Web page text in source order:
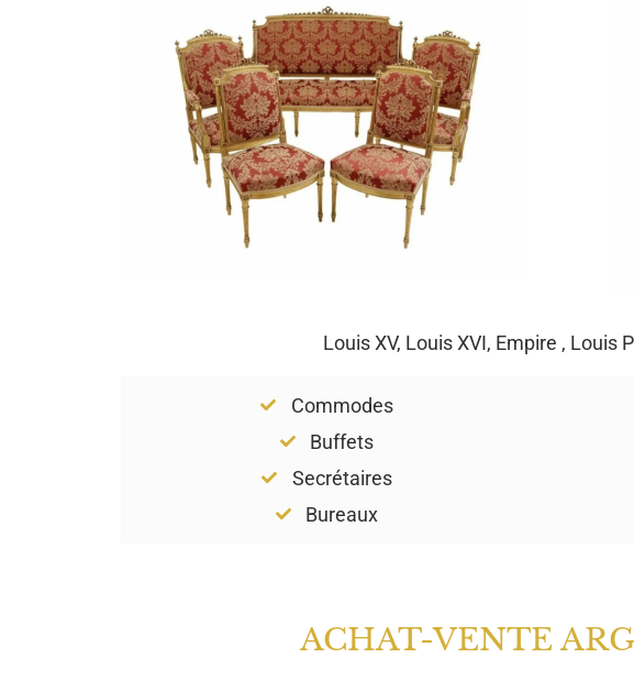
Louis XV, Louis XVI, Empire , Louis
Commodes
Buffets
Secrétaires
Bureaux
ACHAT-VENTE